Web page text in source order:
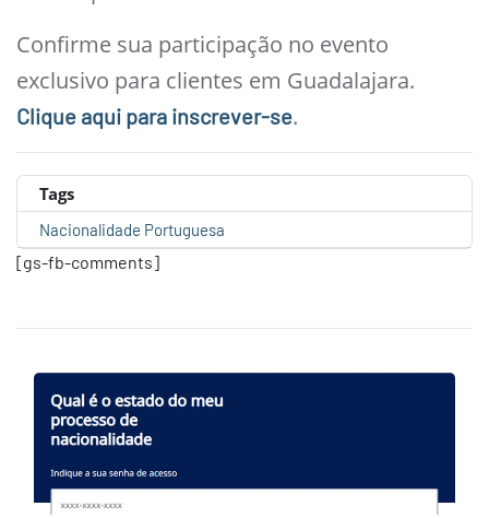
Confirme sua participação no evento
exclusivo para clientes em Guadalajara.
Clique aqui para inscrever-se.
Tags
Nacionalidade Portuguesa
[gs-fb-comments]